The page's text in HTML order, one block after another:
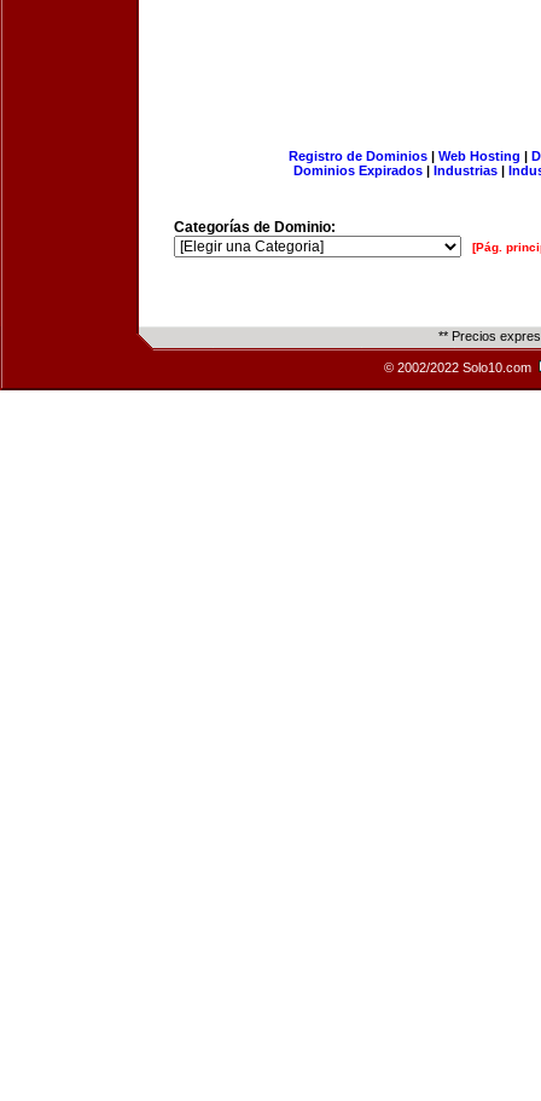
Registro de Dominios| Web Hosting |
Dominios Expirados | Industrias |
Categorías de Dominio:
[Pág.
** Precios
© 2002/2022 Solo10.com